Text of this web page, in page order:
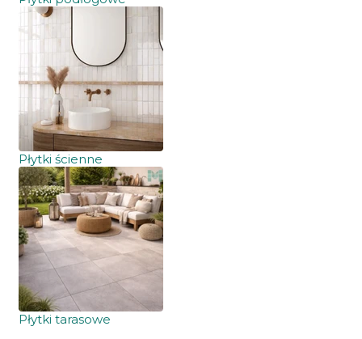
Płytki ścienne
Płytki tarasowe